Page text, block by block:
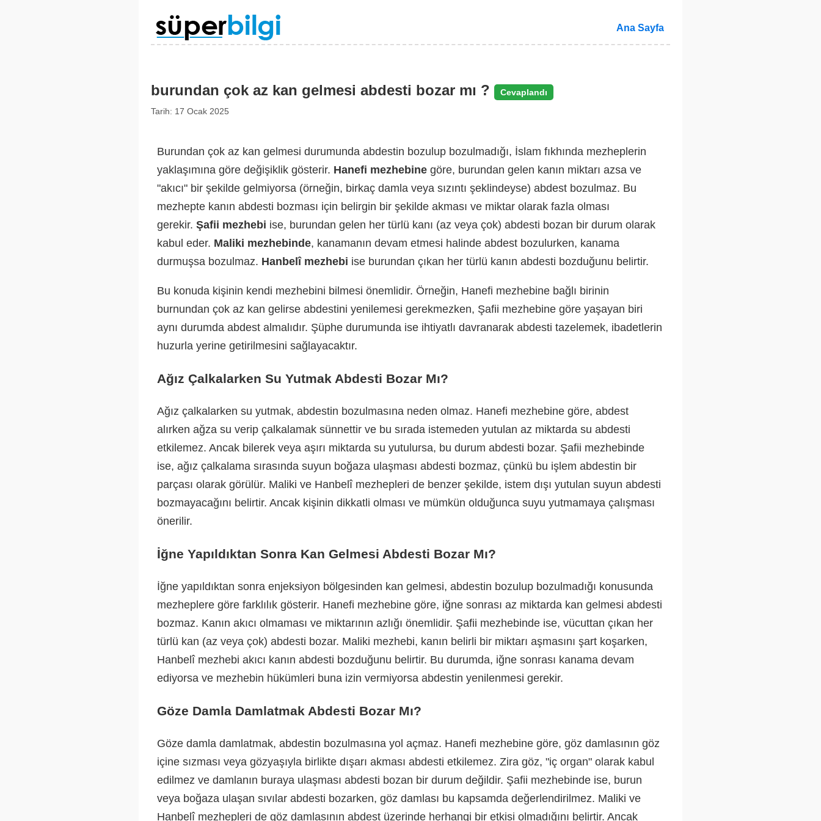
Ana Sayfa
burundan çok az kan gelmesi abdesti bozar mı ?
Cevaplandı
Tarih: 17 Ocak 2025
Burundan çok az kan gelmesi durumunda abdestin bozulup bozulmadığı, İslam fıkhında mezheplerin
yaklaşımına göre değişiklik gösterir. Hanefi mezhebine göre, burundan gelen kanın miktarı azsa ve
"akıcı" bir şekilde gelmiyorsa (örneğin, birkaç damla veya sızıntı şeklindeyse) abdest bozulmaz. Bu
mezhepte kanın abdesti bozması için belirgin bir şekilde akması ve miktar olarak fazla olması
gerekir. Şafii mezhebi ise, burundan gelen her türlü kanı (az veya çok) abdesti bozan bir durum olarak
kabul eder. Maliki mezhebinde, kanamanın devam etmesi halinde abdest bozulurken, kanama
durmuşsa bozulmaz. Hanbelî mezhebi ise burundan çıkan her türlü kanın abdesti bozduğunu belirtir.
Bu konuda kişinin kendi mezhebini bilmesi önemlidir. Örneğin, Hanefi mezhebine bağlı birinin
burnundan çok az kan gelirse abdestini yenilemesi gerekmezken, Şafii mezhebine göre yaşayan biri
aynı durumda abdest almalıdır. Şüphe durumunda ise ihtiyatlı davranarak abdesti tazelemek, ibadetlerin
huzurla yerine getirilmesini sağlayacaktır.
Ağız Çalkalarken Su Yutmak Abdesti Bozar Mı?
Ağız çalkalarken su yutmak, abdestin bozulmasına neden olmaz. Hanefi mezhebine göre, abdest
alırken ağza su verip çalkalamak sünnettir ve bu sırada istemeden yutulan az miktarda su abdesti
etkilemez. Ancak bilerek veya aşırı miktarda su yutulursa, bu durum abdesti bozar. Şafii mezhebinde
ise, ağız çalkalama sırasında suyun boğaza ulaşması abdesti bozmaz, çünkü bu işlem abdestin bir
parçası olarak görülür. Maliki ve Hanbelî mezhepleri de benzer şekilde, istem dışı yutulan suyun abdesti
bozmayacağını belirtir. Ancak kişinin dikkatli olması ve mümkün olduğunca suyu yutmamaya çalışması
önerilir.
İğne Yapıldıktan Sonra Kan Gelmesi Abdesti Bozar Mı?
İğne yapıldıktan sonra enjeksiyon bölgesinden kan gelmesi, abdestin bozulup bozulmadığı konusunda
mezheplere göre farklılık gösterir. Hanefi mezhebine göre, iğne sonrası az miktarda kan gelmesi abdesti
bozmaz. Kanın akıcı olmaması ve miktarının azlığı önemlidir. Şafii mezhebinde ise, vücuttan çıkan her
türlü kan (az veya çok) abdesti bozar. Maliki mezhebi, kanın belirli bir miktarı aşmasını şart koşarken,
Hanbelî mezhebi akıcı kanın abdesti bozduğunu belirtir. Bu durumda, iğne sonrası kanama devam
ediyorsa ve mezhebin hükümleri buna izin vermiyorsa abdestin yenilenmesi gerekir.
Göze Damla Damlatmak Abdesti Bozar Mı?
Göze damla damlatmak, abdestin bozulmasına yol açmaz. Hanefi mezhebine göre, göz damlasının göz
içine sızması veya gözyaşıyla birlikte dışarı akması abdesti etkilemez. Zira göz, "iç organ" olarak kabul
edilmez ve damlanın buraya ulaşması abdesti bozan bir durum değildir. Şafii mezhebinde ise, burun
veya boğaza ulaşan sıvılar abdesti bozarken, göz damlası bu kapsamda değerlendirilmez. Maliki ve
Hanbelî mezhepleri de göz damlasının abdest üzerinde herhangi bir etkisi olmadığını belirtir. Ancak